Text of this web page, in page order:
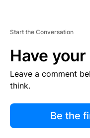
Start the Conversation
Have your
Leave a comment
think.
Be the